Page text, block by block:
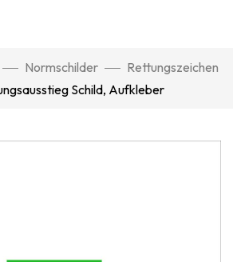
Normschilder
Rettungszeichen
Schild, Aufkleber